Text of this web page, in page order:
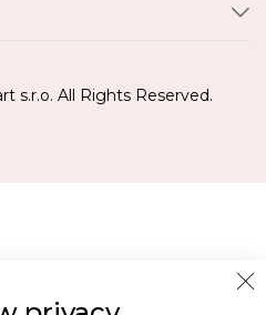
s.r.o. All Rights Reserved.